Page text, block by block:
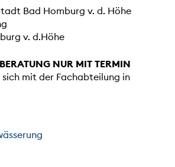
Bad Homburg v. d. Höhe
v. d.Höhe
NUR MIT TERMIN
sich mit der Fachabteilung in